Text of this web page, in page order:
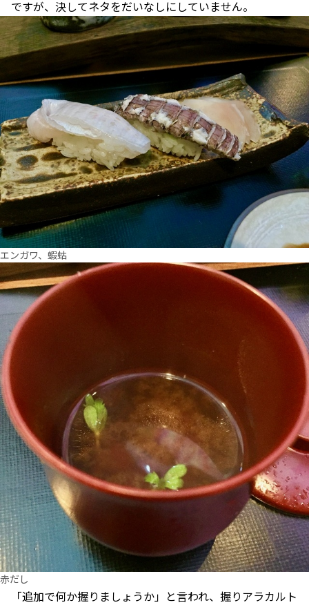
ですが、決してネタをだいなしにしていません。
エンガワ、蝦蛄
赤だし
「追加で何か握りましょうか」と言われ、握りアラカルト